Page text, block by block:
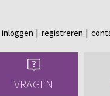
inloggen registreren
VRAGEN